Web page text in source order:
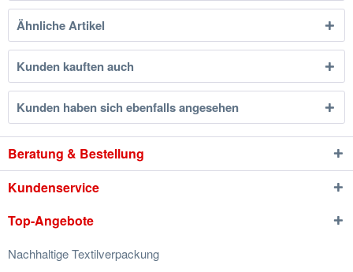
Ähnliche Artikel
Kunden kauften auch
Kunden haben sich ebenfalls angesehen
Beratung & Bestellung
Kundenservice
Top-Angebote
Nachhaltige Textilverpackung